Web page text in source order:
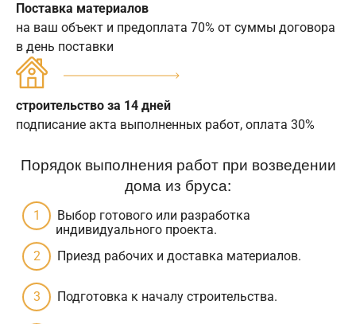
Поставка материалов
на ваш объект и предоплата 70% от суммы договора
в день поставки
строительство за 14 дней
подписание акта выполненных работ, оплата 30%
Порядок выполнения работ при возведении
дома из бруса:
Выбор готового или разработка
индивидуального проекта.
Приезд рабочих и доставка материалов.
Подготовка к началу строительства.